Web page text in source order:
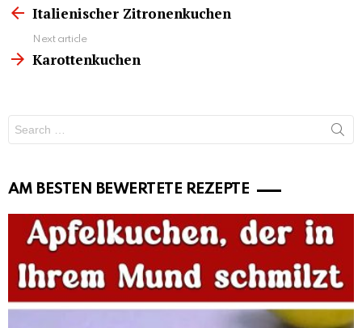
moreItalienischer Zitronenkuchen
Next article
Karottenkuchen
for:
AM BESTEN BEWERTETE REZEPTE